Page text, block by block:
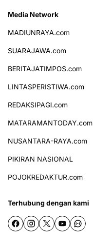
Media Network
MADIUNRAYA.com
SUARAJAWA.com
BERITAJATIMPOS.com
LINTASPERISTIWA.com
REDAKSIPAGI.com
MATARAMANTODAY.com
NUSANTARA-RAYA.com
PIKIRAN NASIONAL
POJOKREDAKTUR.com
Terhubung dengan kami